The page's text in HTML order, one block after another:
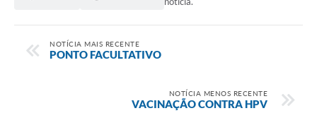
NOTÍCIA MAIS RECENTE
PONTO FACULTATIVO
NOTÍCIA MENOS RECENTE
VACINAÇÃO CONTRA HPV